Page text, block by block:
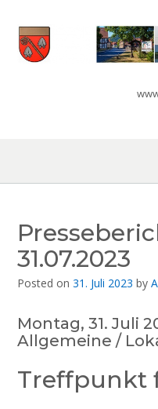
content
31.07.2023
Posted on 31. Juli 2023 by
Montag, 31. Juli
Allgemeine /
Treffpunkt